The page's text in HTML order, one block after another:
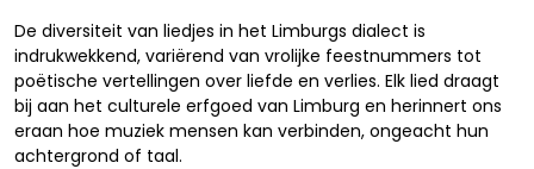
De diversiteit van liedjes in het Limburgs dialect is
indrukwekkend, variërend van vrolijke feestnummers tot
poëtische vertellingen over liefde en verlies. Elk lied draagt
bij aan het culturele erfgoed van Limburg en herinnert ons
eraan hoe muziek mensen kan verbinden, ongeacht hun
achtergrond of taal.